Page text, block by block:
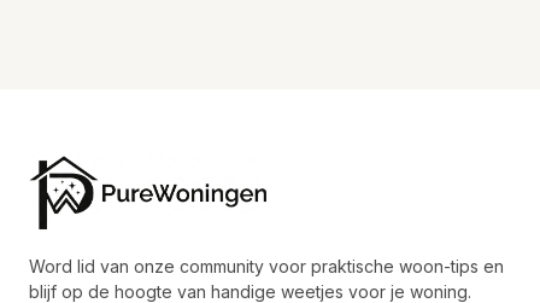
Word lid van onze community voor praktische woon-tips en
blijf op de hoogte van handige weetjes voor je woning.